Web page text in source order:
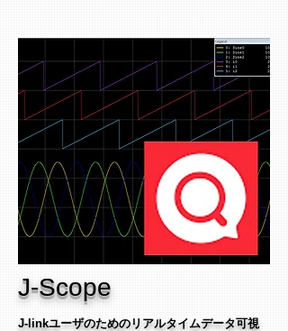
J-Scope
J-linkユーザのためのリアルタイムデータ可視